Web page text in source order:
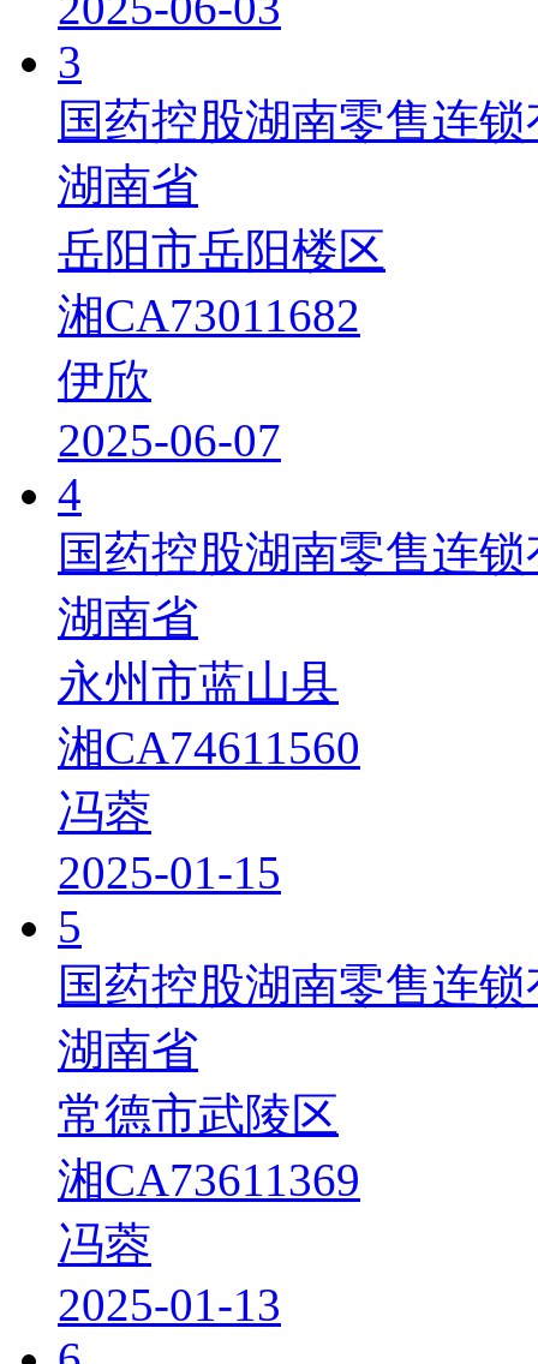
3
国药控股湖南零售连
湖南省
岳阳市岳阳楼区
湘CA73011682
伊欣
2025-06-07
4
国药控股湖南零售连
湖南省
永州市蓝山县
湘CA74611560
冯蓉
2025-01-15
5
国药控股湖南零售连
湖南省
常德市武陵区
湘CA73611369
冯蓉
2025-01-13